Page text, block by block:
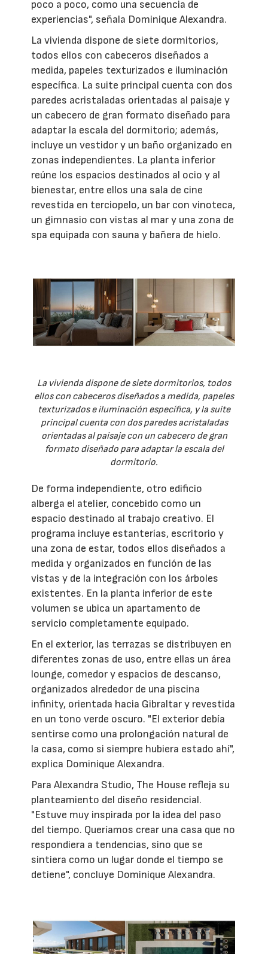
poco a poco, como una secuencia de
experiencias", señala Dominique Alexandra.
La vivienda dispone de siete dormitorios,
todos ellos con cabeceros diseñados a
medida, papeles texturizados e iluminación
específica. La suite principal cuenta con dos
paredes acristaladas orientadas al paisaje y
un cabecero de gran formato diseñado para
adaptar la escala del dormitorio; además,
incluye un vestidor y un baño organizado en
zonas independientes. La planta inferior
reúne los espacios destinados al ocio y al
bienestar, entre ellos una sala de cine
revestida en terciopelo, un bar con vinoteca,
un gimnasio con vistas al mar y una zona de
spa equipada con sauna y bañera de hielo.
La vivienda dispone de siete dormitorios, todos
ellos con cabeceros diseñados a medida, papeles
texturizados e iluminación específica, y la suite
principal cuenta con dos paredes acristaladas
orientadas al paisaje con un cabecero de gran
formato diseñado para adaptar la escala del
dormitorio.
De forma independiente, otro edificio
alberga el atelier, concebido como un
espacio destinado al trabajo creativo. El
programa incluye estanterías, escritorio y
una zona de estar, todos ellos diseñados a
medida y organizados en función de las
vistas y de la integración con los árboles
existentes. En la planta inferior de este
volumen se ubica un apartamento de
servicio completamente equipado.
En el exterior, las terrazas se distribuyen en
diferentes zonas de uso, entre ellas un área
lounge, comedor y espacios de descanso,
organizados alrededor de una piscina
infinity, orientada hacia Gibraltar y revestida
en un tono verde oscuro. "El exterior debía
sentirse como una prolongación natural de
la casa, como si siempre hubiera estado ahí",
explica Dominique Alexandra.
Para Alexandra Studio, The House refleja su
planteamiento del diseño residencial.
"Estuve muy inspirada por la idea del paso
del tiempo. Queríamos crear una casa que no
respondiera a tendencias, sino que se
sintiera como un lugar donde el tiempo se
detiene", concluye Dominique Alexandra.